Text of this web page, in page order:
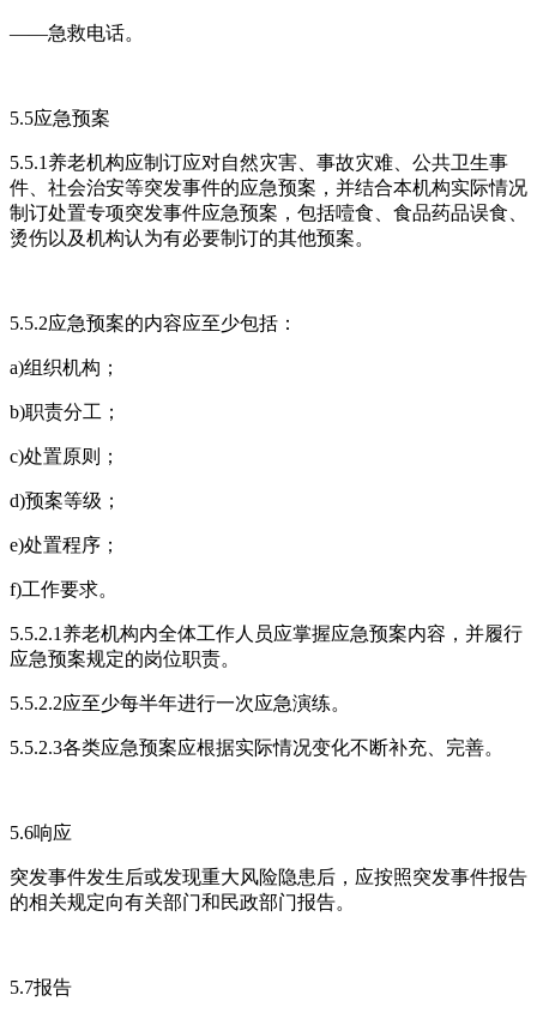
——急救电话。
5.5应急预案
5.5.1养老机构应制订应对自然灾害、事故灾难、公共卫生事
件、社会治安等突发事件的应急预案，并结合本机构实际情况
制订处置专项突发事件应急预案，包括噎食、食品药品误食、
烫伤以及机构认为有必要制订的其他预案。
5.5.2应急预案的内容应至少包括：
a)组织机构；
b)职责分工；
c)处置原则；
d)预案等级；
e)处置程序；
f)工作要求。
5.5.2.1养老机构内全体工作人员应掌握应急预案内容，并履行
应急预案规定的岗位职责。
5.5.2.2应至少每半年进行一次应急演练。
5.5.2.3各类应急预案应根据实际情况变化不断补充、完善。
5.6响应
突发事件发生后或发现重大风险隐患后，应按照突发事件报告
的相关规定向有关部门和民政部门报告。
5.7报告